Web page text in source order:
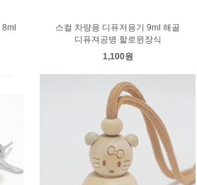
스컬 차량용 디퓨저용기 9ml 해골
디퓨져공병 할로윈장식
1,100원